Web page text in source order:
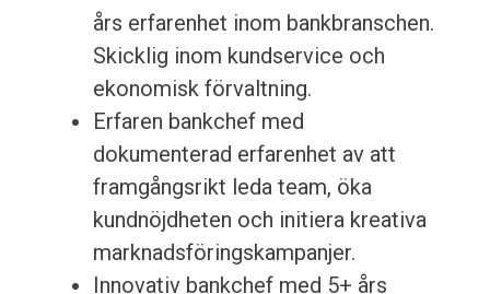
års erfarenhet inom bankbranschen.
Skicklig inom kundservice och
ekonomisk förvaltning.
Erfaren bankchef med
dokumenterad erfarenhet av att
framgångsrikt leda team, öka
kundnöjdheten och initiera kreativa
marknadsföringskampanjer.
Innovativ bankchef med 5+ års